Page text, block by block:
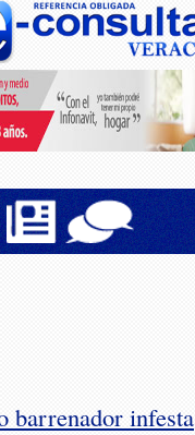
barrenador infesta